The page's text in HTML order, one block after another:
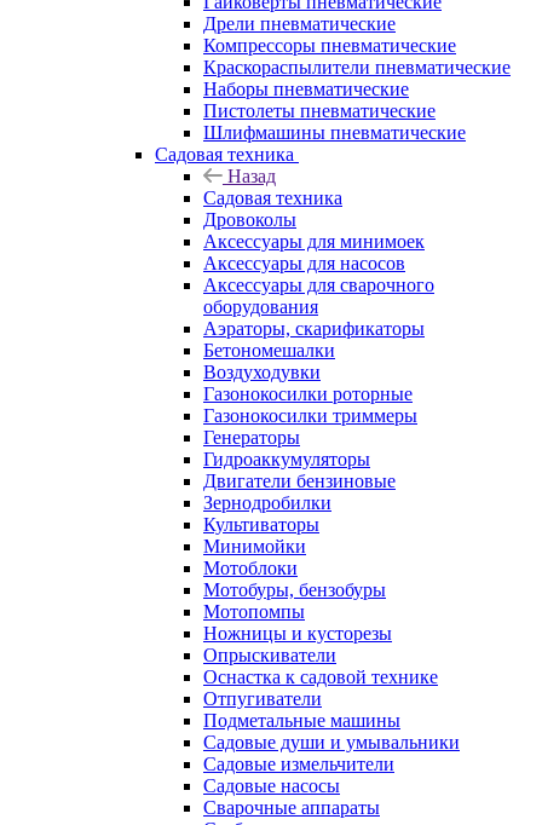
Дрели пневматические
Компрессоры пневматические
Краскораспылители пневматические
Наборы пневматические
Пистолеты пневматические
Шлифмашины пневматические
Садовая техника
Назад
Садовая техника
Дровоколы
Аксессуары для минимоек
Аксессуары для насосов
Аксессуары для сварочного
оборудования
Аэраторы, скарификаторы
Бетономешалки
Воздуходувки
Газонокосилки роторные
Газонокосилки триммеры
Генераторы
Гидроаккумуляторы
Двигатели бензиновые
Зернодробилки
Культиваторы
Минимойки
Мотоблоки
Мотобуры, бензобуры
Мотопомпы
Ножницы и кусторезы
Опрыскиватели
Оснастка к садовой технике
Отпугиватели
Подметальные машины
Садовые души и умывальники
Садовые измельчители
Садовые насосы
Сварочные аппараты